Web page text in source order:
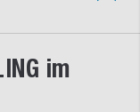
im